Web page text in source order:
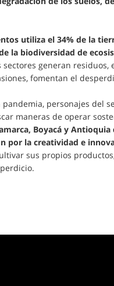
utiliza el 34% de la
la biodiversidad de
sectores generan
fomentan el
personajes del
maneras de operar
Boyacá y
por la creatividad e
sus propios